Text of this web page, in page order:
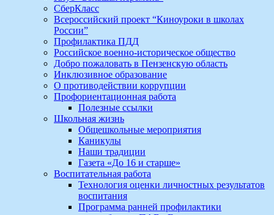
СберКласс
Всероссийский проект “Киноуроки в школах
России”
Профилактика ПДД
Российское военно-историческое общество
Добро пожаловать в Пензенскую область
Инклюзивное образование
О противодействии коррупции
Профориентационная работа
Полезные ссылки
Школьная жизнь
Общешкольные мероприятия
Каникулы
Наши традиции
Газета «До 16 и старше»
Воспитательная работа
Технология оценки личностных результатов
воспитания
Программа ранней профилактики